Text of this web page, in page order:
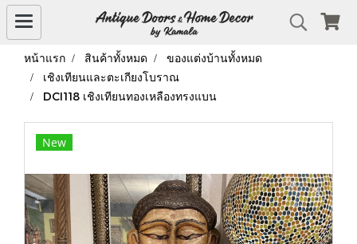
หน้าแรก สินค้าทั้งหมด
ของแต่งบ้านทั้งหมด
เชิงเทียนและตะเกียงโบราณ
DCI118 เชิงเทียนทองเหลืองทรงแบน
New